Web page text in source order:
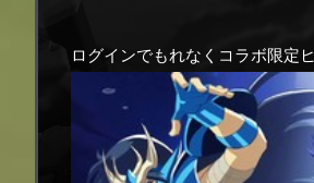
ログインでもれなくコラボ限定